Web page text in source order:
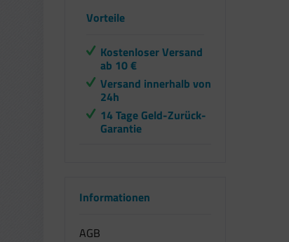
Vorteile
Kostenloser Versand
ab 10 €
Versand innerhalb von
24h
14 Tage Geld-Zurück-
Garantie
Informationen
AGB